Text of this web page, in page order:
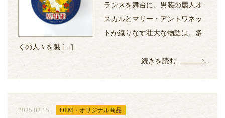
ランスを舞台に、男装の麗人オ
スカルとマリー・アントワネッ
トが織りなす壮大な物語は、多
くの人々を魅 [...]
続きを読む
2025.02.15 OEM・オリジナル商品